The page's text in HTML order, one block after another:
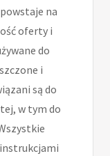
na
oferty i
do
i
są do
w tym do